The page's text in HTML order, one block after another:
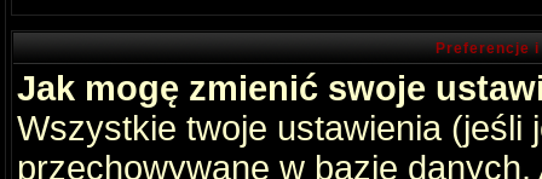
Preferencje
Jak mogę zmienić swoje
Wszystkie twoje ustawienia (jeśli
przechowywane w bazie